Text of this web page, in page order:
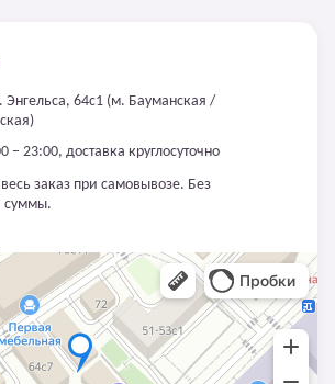
64с1 (м. Бауманская /
– 23:00, доставка круглосуточно
заказ при самовывозе. Без
суммы.